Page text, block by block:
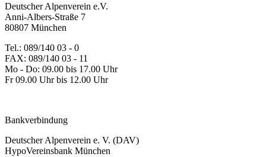
Deutscher Alpenverein e.V.
Anni-Albers-Straße 7
80807 München
Tel.: 089/140 03 - 0
FAX: 089/140 03 - 11
Mo - Do: 09.00 bis 17.00 Uhr
Fr 09.00 Uhr bis 12.00 Uhr
Bankverbindung
Deutscher Alpenverein e. V. (DAV)
HypoVereinsbank München